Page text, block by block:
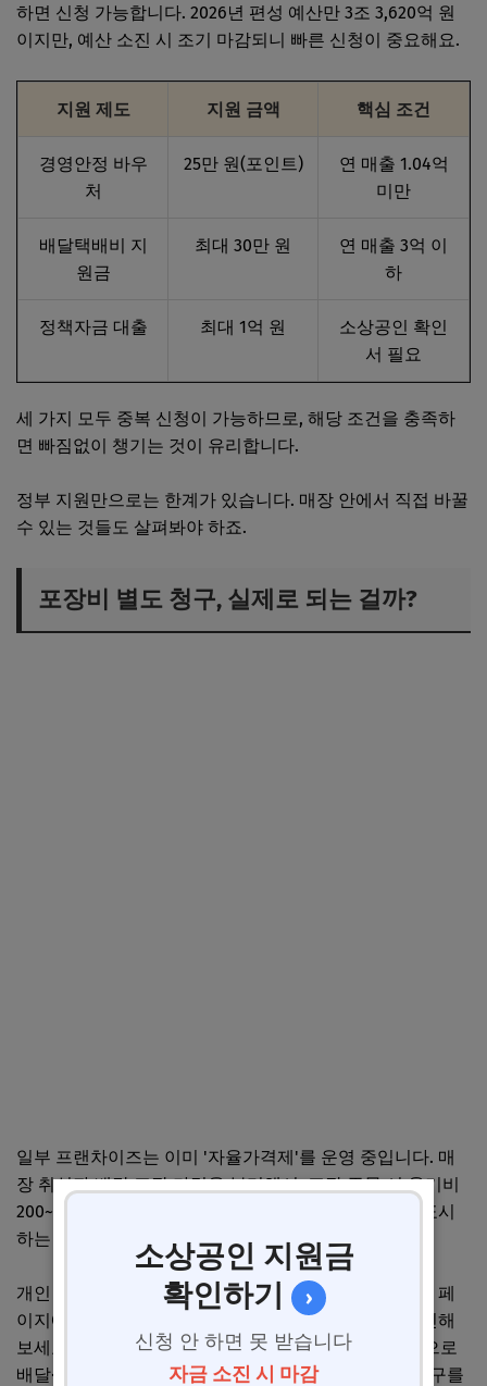
하면 신청 가능합니다. 2026년 편성 예산만 3조 3,620억 원
이지만, 예산 소진 시 조기 마감되니 빠른 신청이 중요해요.
지원 제도 지원 금액 핵심 조건
경영안정 바우
처
25만 원(포인트)
연 매출 1.04억
미만
배달택배비 지
원금
최대 30만 원
연 매출 3억 이
하
정책자금 대출 최대 1억 원
소상공인 확인
서 필요
세 가지 모두 중복 신청이 가능하므로, 해당 조건을 충족하
면 빠짐없이 챙기는 것이 유리합니다.
정부 지원만으로는 한계가 있습니다. 매장 안에서 직접 바꿀
수 있는 것들도 살펴봐야 하죠.
포장비 별도 청구, 실제로 되는 걸까?
일부 프랜차이즈는 이미 '자율가격제'를 운영 중입니다. 매
장 취식과 배달·포장 가격을 분리해서, 포장 주문 시 용기비
200~500원을 메뉴 가격에 반영하거나 별도 항목으로 표시
하는 방식이에요.
개인 매장도 적용할 수 있습니다. 배달앱 사장님 관리자 페
이지에서 '배달 전용 가격 설정' 기능을 지원하는지 확인해
보세요. 핵심은 투명한 안내입니다. "원자재 가격 급등으로
배달·포장 주문에 용기비 ○○○원이 포함됩니다"라는 문구를
소상공인 지원금
확인하기
›
신청 안 하면 못 받습니다
자금 소진 시 마감